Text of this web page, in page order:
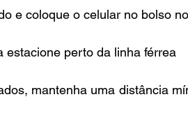
e coloque o celular no bolso
estacione perto da linha férrea
mantenha uma distância